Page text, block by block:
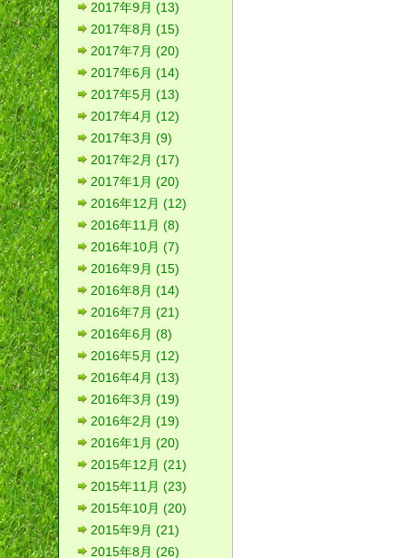
2017年9月 (13)
2017年8月 (15)
2017年7月 (20)
2017年6月 (14)
2017年5月 (13)
2017年4月 (12)
2017年3月 (9)
2017年2月 (17)
2017年1月 (20)
2016年12月 (12)
2016年11月 (8)
2016年10月 (7)
2016年9月 (15)
2016年8月 (14)
2016年7月 (21)
2016年6月 (8)
2016年5月 (12)
2016年4月 (13)
2016年3月 (19)
2016年2月 (19)
2016年1月 (20)
2015年12月 (21)
2015年11月 (23)
2015年10月 (20)
2015年9月 (21)
2015年8月 (26)